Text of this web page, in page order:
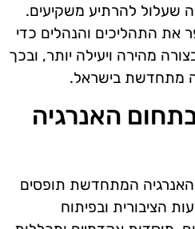
שעלול להרתיע משקיעים.
את התהליכים והנהלים כדי
מהירה ויעילה יותר, ובכך
מתחדשת בישראל.
האנרגיה
המתחדשת תופסים
הציבורית ובפיתוח